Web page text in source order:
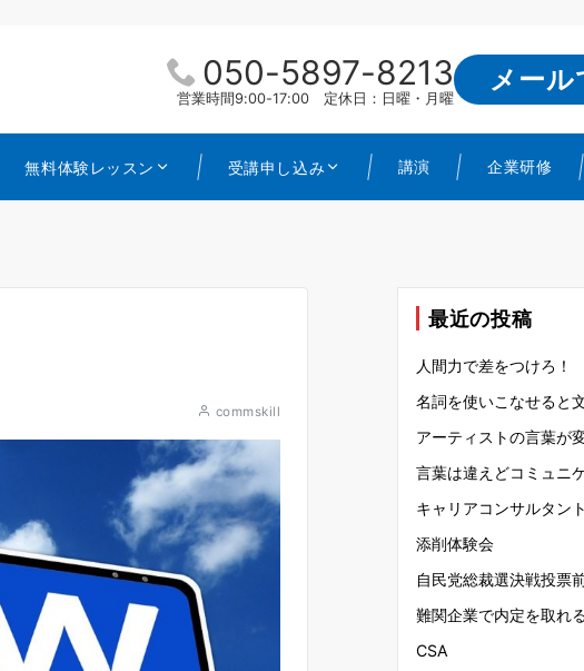
050-5897-8213
営業時間9:00-17:00 定休日：日曜・月曜
メー
無料体験レッスン 受講申し込み 講演 企業研修
commskill
最近の投稿
人間力で差をつけろ！
名詞を使いこなせると
アーティストの言葉が
言葉は違えどコミュニ
キャリアコンサルタン
添削体験会
自民党総裁選決戦投票
難関企業で内定を取れ
CSA